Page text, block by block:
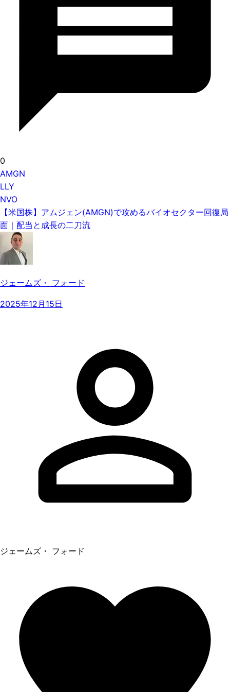
0
AMGN
LLY
NVO
【米国株】アムジェン(AMGN)で攻めるバイオセクター回復局
面｜配当と成長の二刀流
ジェームズ・ フォード
2025年12月15日
ジェームズ・ フォード